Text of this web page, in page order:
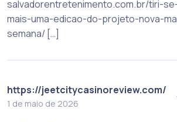
salvadorentretenimento.com.br/tiri-
mais-uma-edicao-do-projeto-nova-
semana/ […]
https://jeetcitycasinoreview.com/
1 de maio de 2026